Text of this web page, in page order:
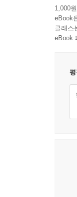
1,000
eBook
클래스
eBook
평